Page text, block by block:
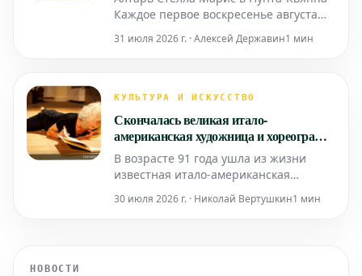
природу и преданность
Каждое первое воскресенье августа
Камольи празднует в честь Девы
Марии, покровительницы
Востока отправляются украшенные
ведомые «Драгуном» — символом гор
31 июля 2026 г. · Алексей Державин1 мин
КУЛЬТУРА И ИСКУССТВО
Скончалась великая итало-
американская художница и хореограф
Симона Форти в возрасте 91 года
В возрасте 91 года ушла из жизни
известная итало-американская
художница и хореограф Симона
Форти, одна из ведущих фигур
30 июля 2026 г. · Николай Вертушкин1 мин
НОВОСТИ